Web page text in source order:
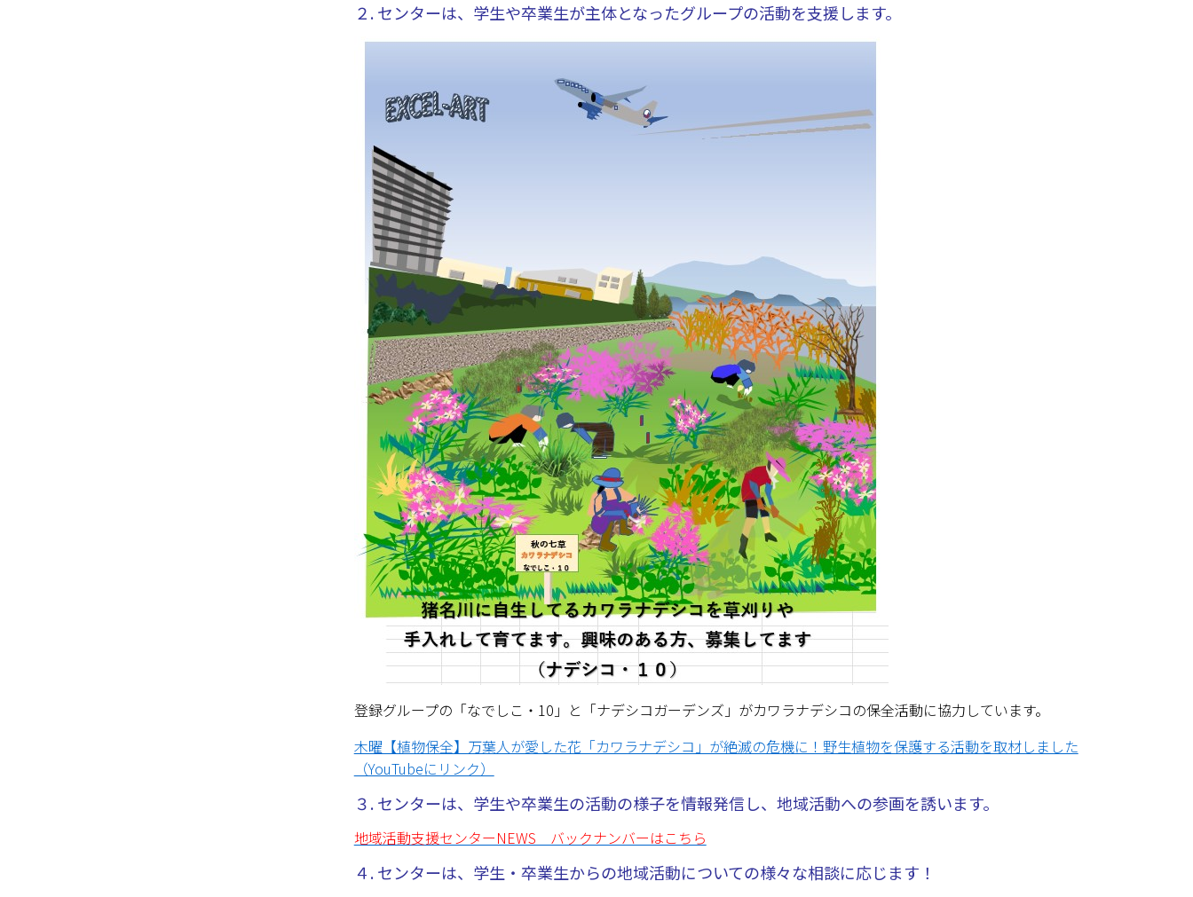
２. センターは、学生や卒業生が主体となったグループの活動を支援します。
登録グループの「なでしこ・10」と「ナデシコガーデンズ」がカワラナデシコの保全活動に協力しています。
木曜【植物保全】万葉人が愛した花「カワラナデシコ」が絶滅の危機に！野生植物を保護する活動を取材しました
（YouTubeにリンク）
３. センターは、学生や卒業生の活動の様子を情報発信し、地域活動への参画を誘います。
地域活動支援センターNEWS バックナンバーはこちら
４. センターは、学生・卒業生からの地域活動についての様々な相談に応じます！